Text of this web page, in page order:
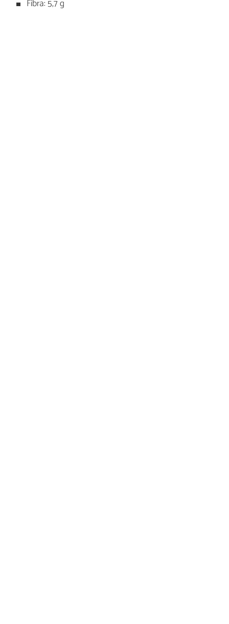
Fibra: 5,7 g